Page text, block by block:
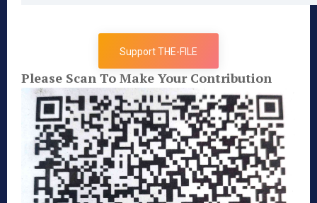
Support THE-FILE
Please Scan To Make Your Contribution